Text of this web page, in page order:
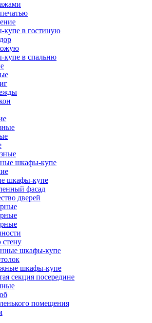
в гостиную
в спальню
шкафы-купе
шкафы-купе
фасад
дверей
шкафы-купе
шкафы-купе
секция посередине
помещения